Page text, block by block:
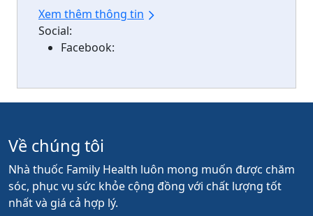
Xem thêm thông tin
Social:
Facebook:
Về chúng tôi
Nhà thuốc Family Health luôn mong muốn được chăm
sóc, phục vụ sức khỏe cộng đồng với chất lượng tốt
nhất và giá cả hợp lý.